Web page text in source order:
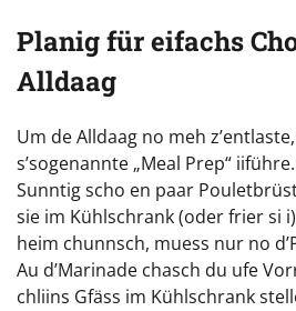
Planig für eifachs
Alldaag
Um de Alldaag no meh
s’sogenannte „Meal Prep“
Sunntig scho en paar
sie im Kühlschrank (oder frier si
heim chunnsch, muess nur no
Au d’Marinade chasch du ufe
chliins Gfäss im Kühlschrank